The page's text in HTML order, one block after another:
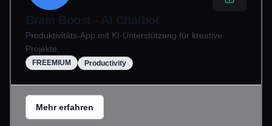
Brain Boost - AI Chatbot
Produktivitäts-App mit KI-Unterstützung für kreative
Projekte.
FREEMIUM Productivity
Mehr erfahren